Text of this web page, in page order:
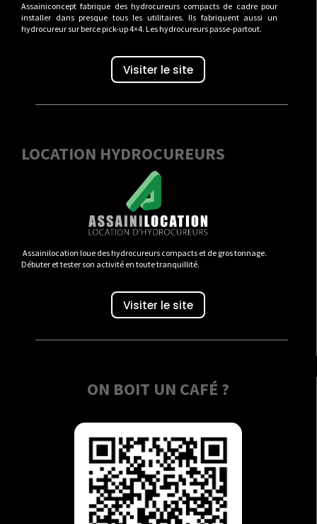
Assainiconcept fabrique des hydrocureurs compacts de cadre pour
installer dans presque tous les utilitaires. Ils fabriquent aussi un
hydrocureur sur berce pick-up 4×4. Les hydrocureurs passe-partout.
Visiter le site
LOCATION HYDROCUREURS
Assainilocation loue des hydrocureurs compacts et de gros tonnage.
Débuter et tester son activité en toute tranquillité.
Visiter le site
ON BOIT UN CAFÉ ?